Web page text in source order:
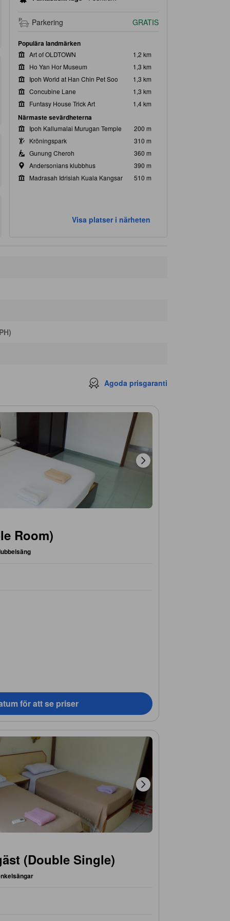
Parkering GRATIS
Populära landmärken
Art of OLDTOWN
1,2 km
Ho Yan Hor Museum
1,3 km
Ipoh World at Han Chin Pet Soo
1,3 km
Concubine Lane
1,3 km
Funtasy House Trick Art
1,4 km
Närmaste sevärdheterna
Ipoh Kallumalai Murugan Temple
200 m
Kröningspark
310 m
Gunung Cheroh
360 m
Andersonians klubbhus
390 m
Madrasah Idrisiah Kuala Kangsar
510 m
Visa platser i närheten
Agoda prisgaranti
Room)
för att se priser
(Double Single)